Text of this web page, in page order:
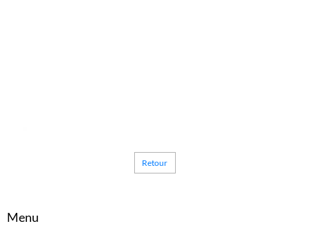
Retour
Menu